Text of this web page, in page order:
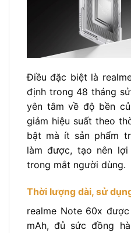
Điều đặc biệt là
định trong 48 tháng
yên tâm về độ bền
giảm hiệu suất theo
bật mà ít sản phẩm
làm được, tạo nên
trong mắt người dùng.
Thời lượng dài, sử
realme Note 60x
mAh, đủ sức đồng